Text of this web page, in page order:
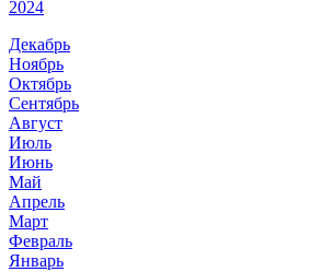
2024
Декабрь
Ноябрь
Октябрь
Сентябрь
Август
Июль
Июнь
Май
Апрель
Март
Февраль
Январь